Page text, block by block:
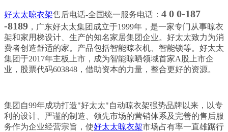
好太太晾衣架售后电话-全国统一服务电话： 4 0 0-187
-8189 ，广东好太太集团成立于1999年，是一家专门从事晾衣
架和家用梯设计、生产的知名家居集团企业。 好太太致力为消
费者创造舒适的家。产品包括智能晾衣机、智能锁等。好太太
集团于2017年主板上市，成为智能晾晒领域首家A股上市企
业，股票代码603848，借助资本的力量，整合更好的资源。
集团自99年成功打造"好太太"自动晾衣架强势品牌以来，以专
利的设计、严谨的制造、领先市场的营销体系及完善的售后服
务作为企业经营宗旨，使好太太晾衣架市场占有率一直雄踞行